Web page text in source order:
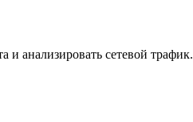
анализировать сетевой трафик.